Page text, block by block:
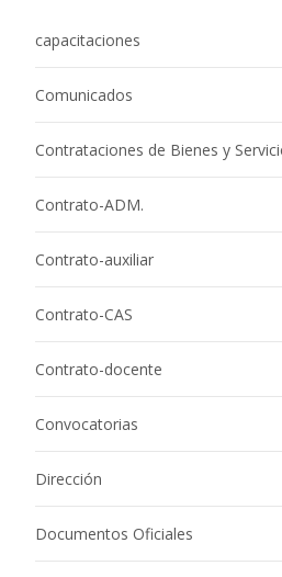
capacitaciones
Comunicados
Contrataciones de Bienes y
Contrato-ADM.
Contrato-auxiliar
Contrato-CAS
Contrato-docente
Convocatorias
Dirección
Documentos Oficiales